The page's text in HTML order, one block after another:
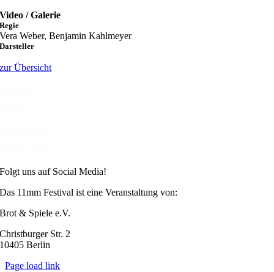
Video / Galerie
Regie
Vera Weber, Benjamin Kahlmeyer
Darsteller
zur Übersicht
Folgt uns auf Social Media!
Das 11mm Festival ist eine Veranstaltung von:
Brot & Spiele e.V.
Christburger Str. 2
10405 Berlin
Page load link